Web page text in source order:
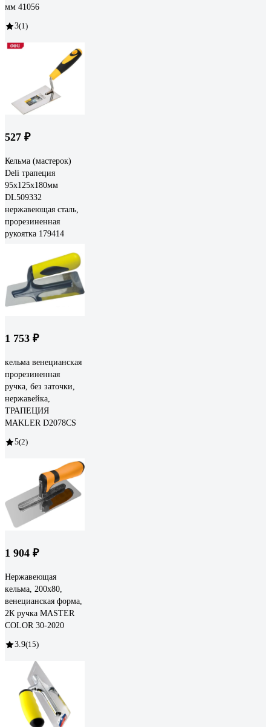
мм 41056
3(1)
527 ₽
Кельма (мастерок)
Deli трапеция
95x125x180мм
DL509332
нержавеющая сталь,
прорезиненная
рукоятка 179414
1 753 ₽
кельма венецианская
прорезиненная
ручка, без заточки,
нержавейка,
ТРАПЕЦИЯ
MAKLER D2078CS
5(2)
1 904 ₽
Нержавеющая
кельма, 200х80,
венецианская форма,
2К ручка MASTER
COLOR 30-2020
3.9(15)